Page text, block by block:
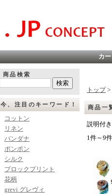
カ
商品検索
今、注目のキーワード！
コットン
リネン
バンダナ
ポンポン
シルク
ブロックプリント
花柄
grevi グレヴィ
トップ >
商品一
説明付
1件～9